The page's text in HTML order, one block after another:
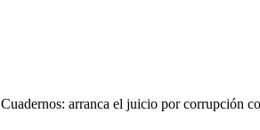
Cuadernos: arranca el juicio por corrupción